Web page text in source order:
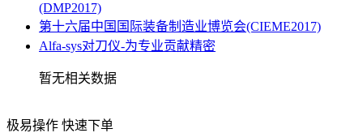
(DMP2017)
第十六届中国国际装备制造业博览会(CIEME2017)
Alfa-sys对刀仪-为专业贡献精密
暂无相关数据
极易操作 快速下单